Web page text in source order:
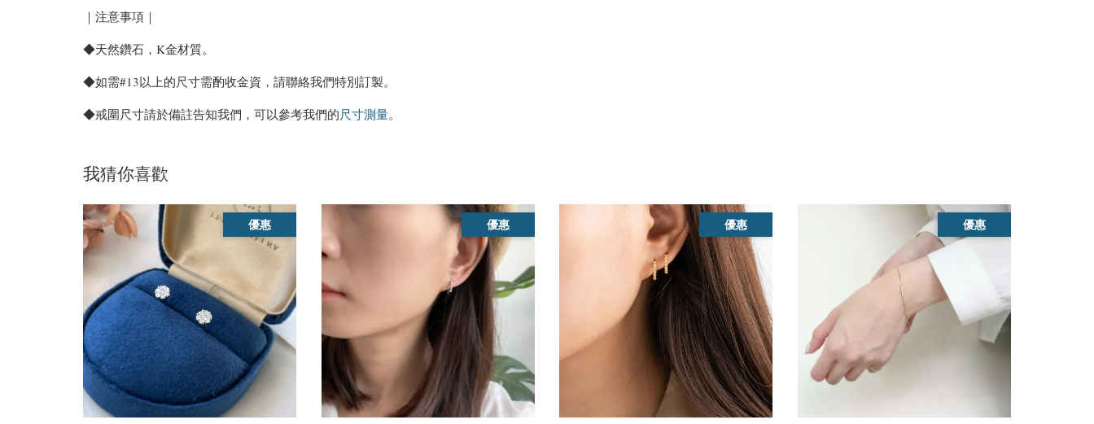
｜注意事項｜
◆天然鑽石，K金材質。
◆如需#13以上的尺寸需酌收金資，請聯絡我們特別訂製。
◆戒圍尺寸請於備註告知我們，可以參考我們的尺寸測量。
我猜你喜歡
優惠 優惠 優惠 優惠